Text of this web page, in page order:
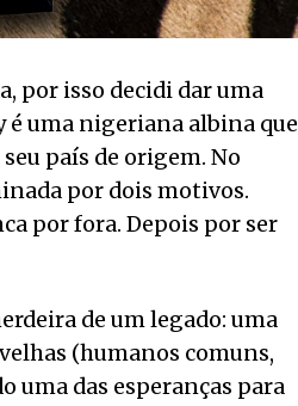
por isso decidi dar uma
é uma nigeriana albina que
país de origem. No
por dois motivos.
por fora. Depois por ser
de um legado: uma
(humanos comuns,
uma das esperanças para